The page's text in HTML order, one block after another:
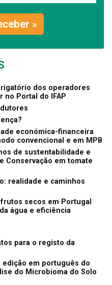
»
dos operadores
Portal do IFAP
económica-financeira
convencional e em MPB
de sustentabilidade e
Conservação em tomate
realidade e caminhos
secos em Portugal
água e eficiência
para o registo da
edição em português do
do Microbioma do Solo